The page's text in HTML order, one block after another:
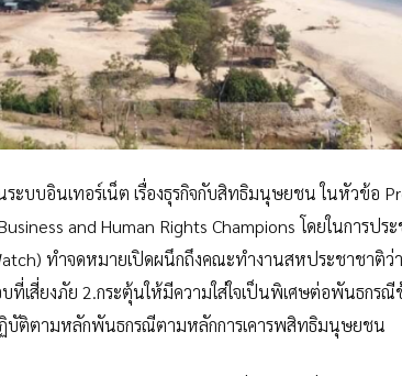
บบอินเทอร์เน็ต เรื่องธุรกิจกับสิทธิมนุษยชน ในหัวข้อ
and Human Rights Champions โดยในการป
ทำจดหมายเปิดผนึกถึงคณะทำงานสหประชาชาติว่
ที่เสี่ยงภัย 2.กระตุ้นให้มีความใส่ใจเป็นพิเศษต่อพันธกร
บัติตามหลักพันธกรณีตามหลักการเคารพสิทธิมนุษยชน